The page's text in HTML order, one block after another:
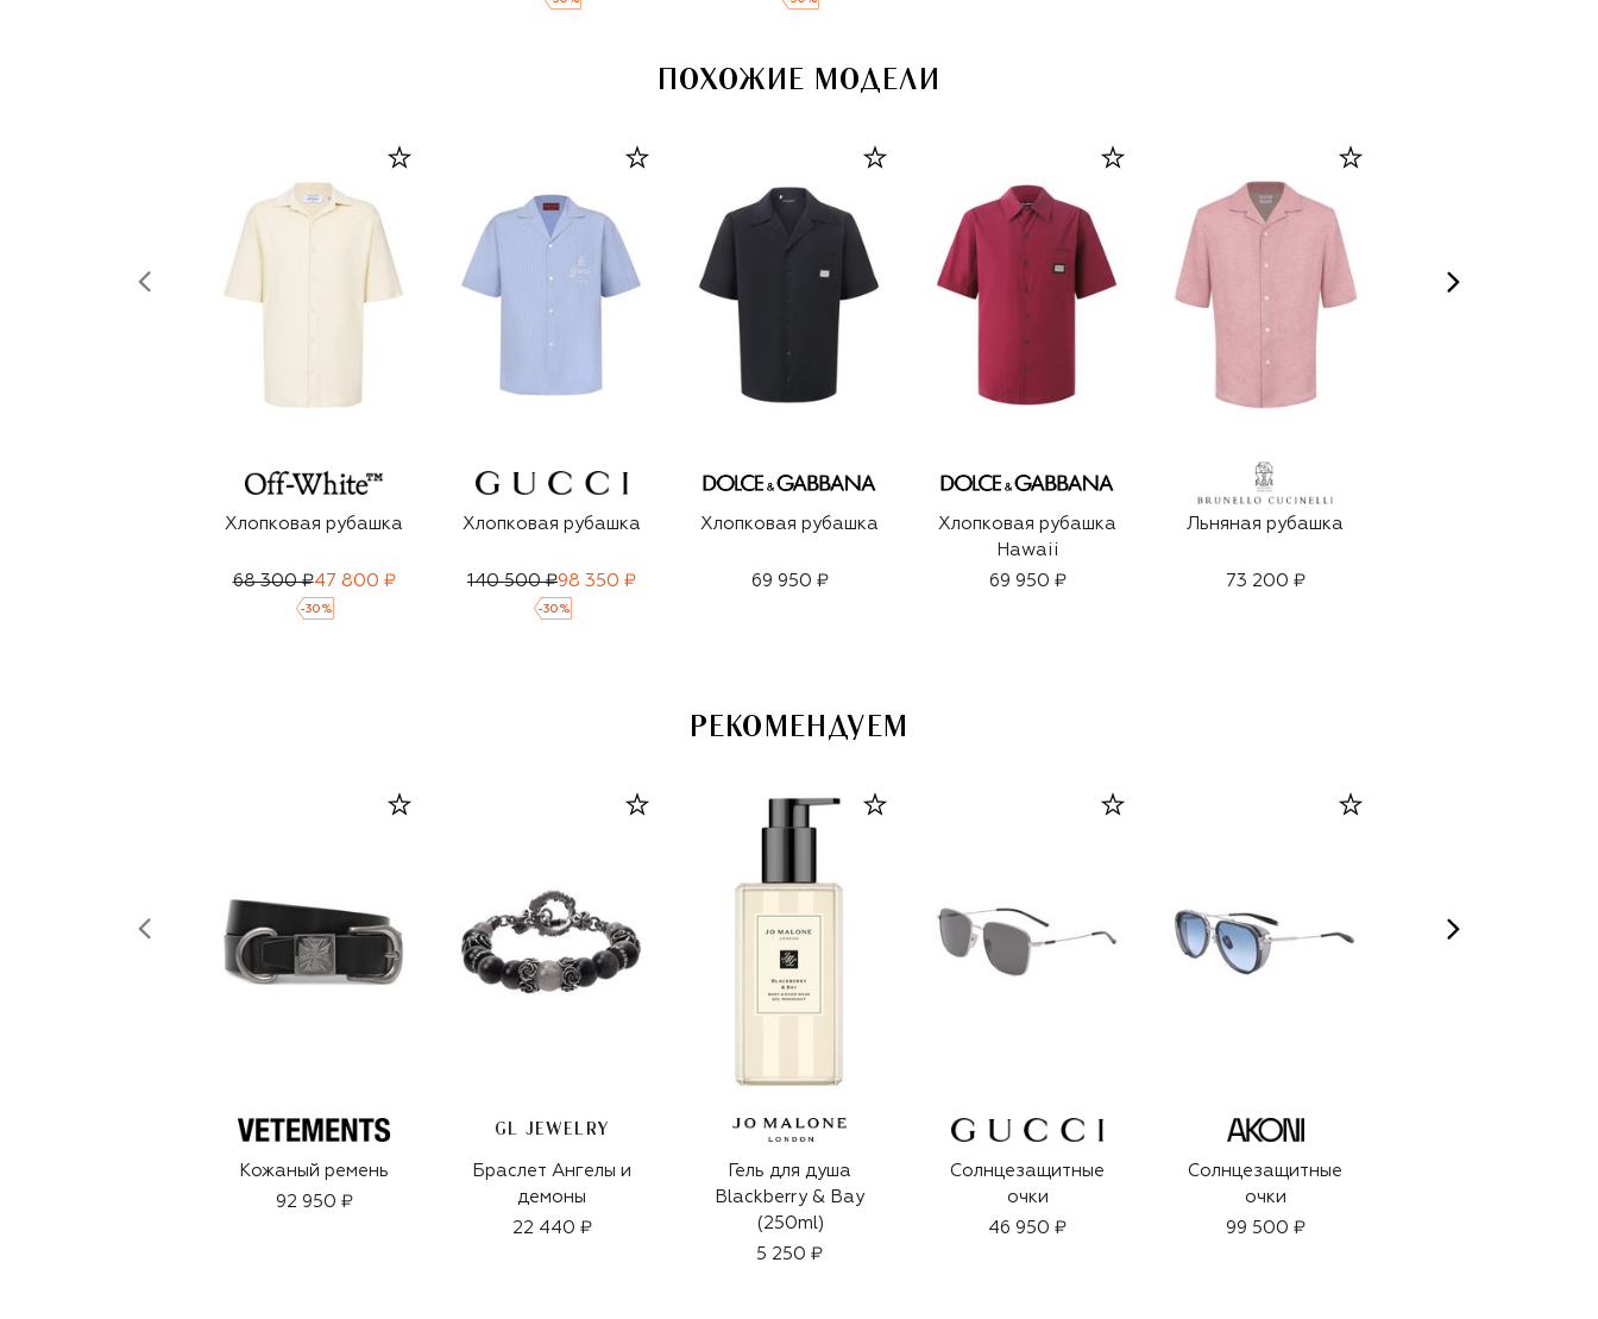
ПОХОЖИЕ МОДЕЛИ
Хлопковая рубашка
68 300 ₽47 800 ₽
-30 %
Хлопковая рубашка
140 500 ₽98 350 ₽
-30 %
Хлопковая рубашка
69 950 ₽
Хлопковая рубашка
Hawaii
69 950 ₽
Льняная рубашка
73 200 ₽
РЕКОМЕНДУЕМ
Кожаный ремень
92 950 ₽
GL JEWELRY
Браслет Ангелы и
демоны
22 440 ₽
Гель для душа
Blackberry & Bay
(250ml)
5 250 ₽
Солнцезащитные
очки
46 950 ₽
Солнцезащитные
очки
99 500 ₽